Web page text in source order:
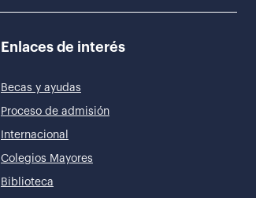
Enlaces de interés
Becas y ayudas
Proceso de admisión
Internacional
Colegios Mayores
Biblioteca